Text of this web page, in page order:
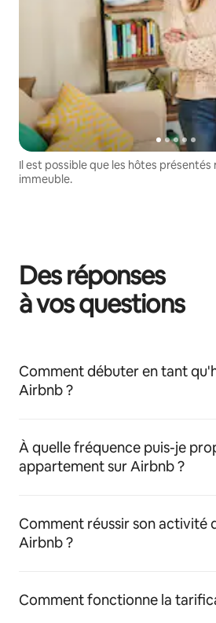
Il est possible que les hôtes
immeuble.
Des réponses
à vos questions
Comment débuter en tant
Airbnb ?
À quelle fréquence puis-je
appartement sur Airbnb ?
Comment réussir son activité
Airbnb ?
Comment fonctionne la